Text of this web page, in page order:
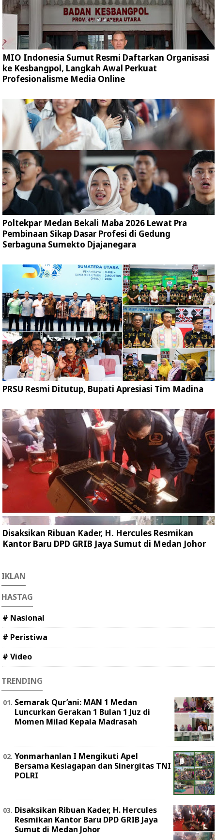
MIO Indonesia Sumut Resmi Daftarkan Organisasi
ke Kesbangpol, Langkah Awal Perkuat
Profesionalisme Media Online
Poltekpar Medan Bekali Maba 2026 Lewat Pra
Pembinaan Sikap Dasar Profesi di Gedung
Serbaguna Sumekto Djajanegara
PRSU Resmi Ditutup, Bupati Apresiasi Tim Madina
Disaksikan Ribuan Kader, H. Hercules Resmikan
Kantor Baru DPD GRIB Jaya Sumut di Medan Johor
IKLAN
HASTAG
# Nasional
# Peristiwa
# Video
TRENDING
Semarak Qur’ani: MAN 1 Medan
Luncurkan Gerakan 1 Bulan 1 Juz di
Momen Milad Kepala Madrasah
Yonmarhanlan I Mengikuti Apel
Bersama Kesiagapan dan Sinergitas TNI
POLRI
Disaksikan Ribuan Kader, H. Hercules
Resmikan Kantor Baru DPD GRIB Jaya
Sumut di Medan Johor